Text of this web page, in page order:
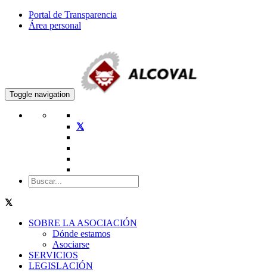
Portal de Transparencia
Área personal
Toggle navigation
SOBRE LA ASOCIACIÓN
Dónde estamos
Asociarse
SERVICIOS
LEGISLACIÓN